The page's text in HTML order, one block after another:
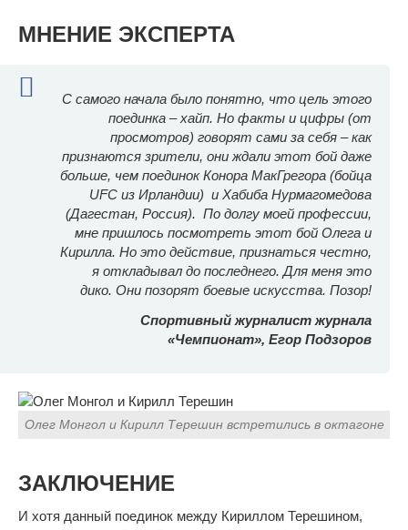
МНЕНИЕ ЭКСПЕРТА
С самого начала было понятно, что цель этого
поединка – хайп. Но факты и цифры (от
просмотров) говорят сами за себя – как
признаются зрители, они ждали этот бой даже
больше, чем поединок Конора МакГрегора (бойца
UFC из Ирландии) и Хабиба Нурмагомедова
(Дагестан, Россия). По долгу моей профессии,
мне пришлось посмотреть этот бой Олега и
Кирилла. Но это действие, признаться честно,
я откладывал до последнего. Для меня это
дико. Они позорят боевые искусства. Позор!
Спортивный журналист журнала
«Чемпионат», Егор Подзоров
Олег Монгол и Кирилл Терешин встретились в октагоне
ЗАКЛЮЧЕНИЕ
И хотя данный поединок между Кириллом Терешином,